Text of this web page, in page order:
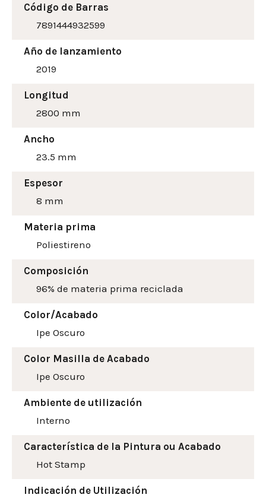
Código de Barras
7891444932599
Año de lanzamiento
2019
Longitud
2800 mm
Ancho
23.5 mm
Espesor
8 mm
Materia prima
Poliestireno
Composición
96% de materia prima reciclada
Color/Acabado
Ipe Oscuro
Color Masilla de Acabado
Ipe Oscuro
Ambiente de utilización
Interno
Característica de la Pintura ou Acabado
Hot Stamp
Indicación de Utilización